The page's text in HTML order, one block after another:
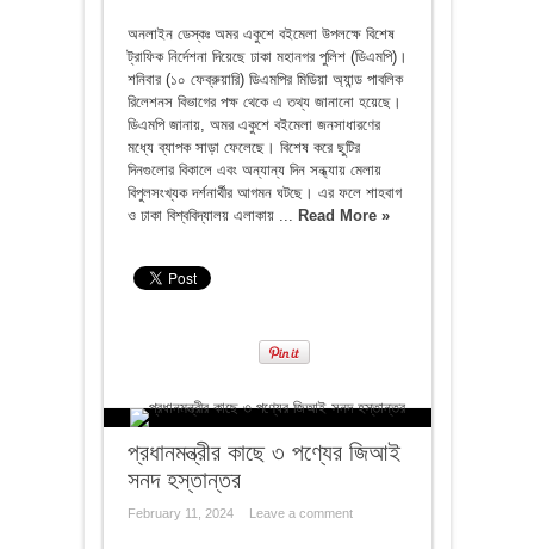
অনলাইন ডেস্কঃ অমর একুশে বইমেলা উপলক্ষে বিশেষ
ট্রাফিক নির্দেশনা দিয়েছে ঢাকা মহানগর পুলিশ (ডিএমপি)।
শনিবার (১০ ফেব্রুয়ারি) ডিএমপির মিডিয়া অ্যান্ড পাবলিক
রিলেশনস বিভাগের পক্ষ থেকে এ তথ্য জানানো হয়েছে।
ডিএমপি জানায়, অমর একুশে বইমেলা জনসাধারণের
মধ্যে ব্যাপক সাড়া ফেলেছে। বিশেষ করে ছুটির
দিনগুলোর বিকালে এবং অন্যান্য দিন সন্ধ্যায় মেলায়
বিপুলসংখ্যক দর্শনার্থীর আগমন ঘটছে। এর ফলে শাহবাগ
ও ঢাকা বিশ্ববিদ্যালয় এলাকায় ... Read More »
প্রধানমন্ত্রীর কাছে ৩ পণ্যের জিআই
সনদ হস্তান্তর
February 11, 2024 Leave a comment